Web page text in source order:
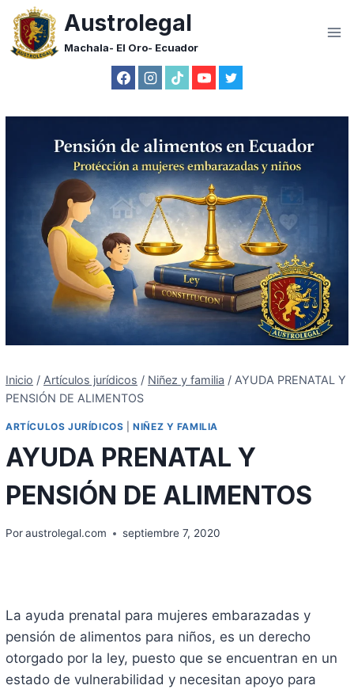
Saltar
contenido
Austrolegal
Machala- El Oro- Ecuador
Inicio / Artículos jurídicos / Niñez y familia / AYUDA PRENATAL Y
PENSIÓN DE ALIMENTOS
ARTÍCULOS JURÍDICOS |NIÑEZ Y FAMILIA
AYUDA PRENATAL Y
PENSIÓN DE ALIMENTOS
Por austrolegal.com septiembre 7, 2020
La ayuda prenatal para mujeres embarazadas y
pensión de alimentos para niños, es un derecho
otorgado por la ley, puesto que se encuentran en un
estado de vulnerabilidad y necesitan apoyo para